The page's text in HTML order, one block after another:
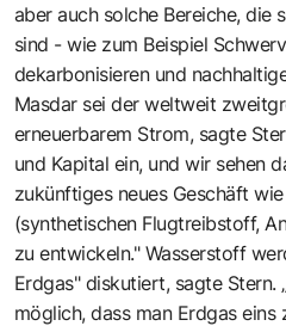
aber auch solche Bereiche, die
sind - wie zum Beispiel
dekarbonisieren und
Masdar sei der weltweit
erneuerbarem Strom, sagte
und Kapital ein, und wir sehen
zukünftiges neues Geschäft
(synthetischen Flugtreibstoff,
zu entwickeln." Wasserstoff
Erdgas" diskutiert, sagte Stern.
möglich, dass man Erdgas